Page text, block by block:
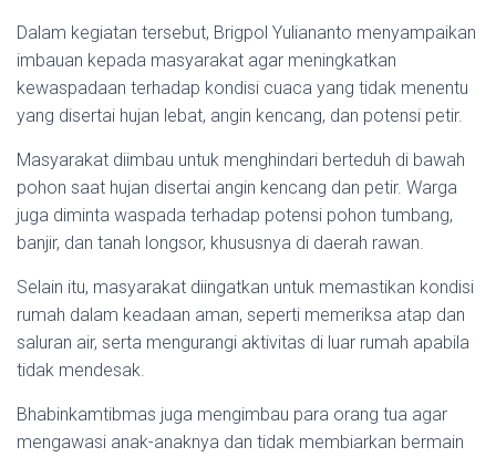
Dalam kegiatan tersebut, Brigpol Yuliananto menyampaikan
imbauan kepada masyarakat agar meningkatkan
kewaspadaan terhadap kondisi cuaca yang tidak menentu
yang disertai hujan lebat, angin kencang, dan potensi petir.
Masyarakat diimbau untuk menghindari berteduh di bawah
pohon saat hujan disertai angin kencang dan petir. Warga
juga diminta waspada terhadap potensi pohon tumbang,
banjir, dan tanah longsor, khususnya di daerah rawan.
Selain itu, masyarakat diingatkan untuk memastikan kondisi
rumah dalam keadaan aman, seperti memeriksa atap dan
saluran air, serta mengurangi aktivitas di luar rumah apabila
tidak mendesak.
Bhabinkamtibmas juga mengimbau para orang tua agar
mengawasi anak-anaknya dan tidak membiarkan bermain